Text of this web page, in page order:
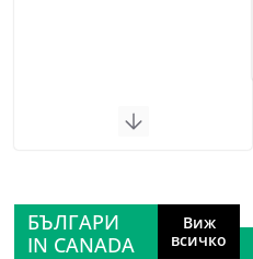
БЪЛГАРИ
IN CANADA
Виж
всичко